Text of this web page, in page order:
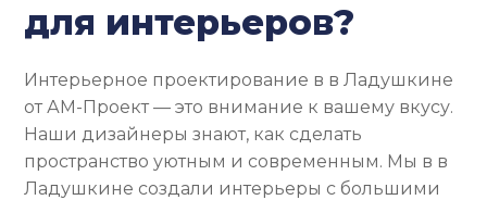
для интерьеров?
Интерьерное проектирование в в Ладушкине
от АМ-Проект — это внимание к вашему вкусу.
Наши дизайнеры знают, как сделать
пространство уютным и современным. Мы в в
Ладушкине создали интерьеры с большими